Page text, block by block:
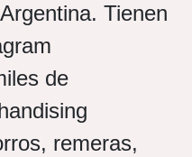
Tienen
de
remeras,